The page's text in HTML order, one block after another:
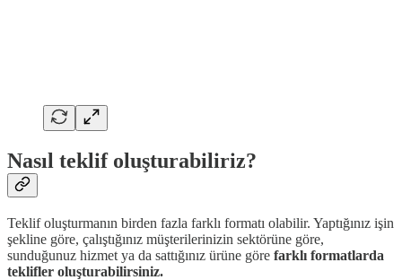
Nasıl teklif oluşturabiliriz?
Teklif oluşturmanın birden fazla farklı formatı olabilir. Yaptığınız işin
şekline göre, çalıştığınız müşterilerinizin sektörüne göre,
sunduğunuz hizmet ya da sattığınız ürüne göre farklı formatlarda
teklifler oluşturabilirsiniz.